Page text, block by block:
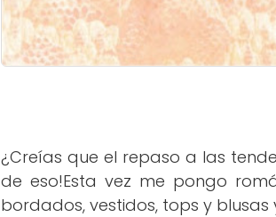
¿Creías que el repaso a las
de eso!Esta vez me pongo
bordados, vestidos, tops y